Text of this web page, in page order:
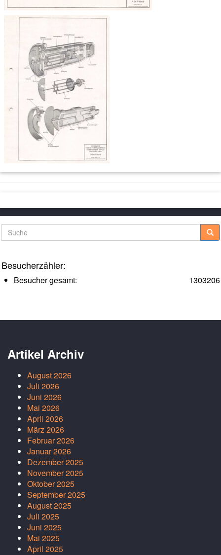
Suche
Besucherzähler:
1303206
Besucher gesamt:
Artikel Archiv
August 2026
Juli 2026
Juni 2026
Mai 2026
April 2026
März 2026
Februar 2026
Januar 2026
Dezember 2025
November 2025
Oktober 2025
September 2025
August 2025
Juli 2025
Juni 2025
Mai 2025
April 2025